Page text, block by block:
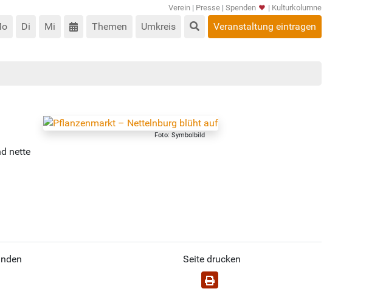
Verein | Presse | Spenden | Kulturkolumne
Di Mi Themen Umkreis Veranstaltung eintragen
Foto: Symbolbild
nette
Seite drucken